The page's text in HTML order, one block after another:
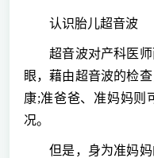
认识胎儿超音波
超音波对产科医师
眼，藉由超音波的检
康;准爸爸、准妈妈则
况。
但是，身为准妈妈